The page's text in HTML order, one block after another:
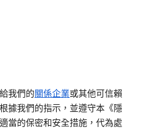
我們的關係企業或其他可信賴
據我們的指示，並遵守本《隱
當的保密和安全措施，代為處